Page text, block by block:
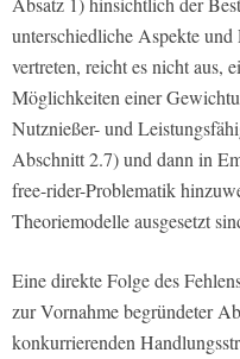
unterschiedliche Aspekte
vertreten, reicht es nicht aus,
Möglichkeiten einer
Nutznießer- und
Abschnitt 2.7) und dann in
free-rider-Problematik
Theoriemodelle ausgesetzt
Eine direkte Folge des
zur Vornahme begründeter
konkurrierenden